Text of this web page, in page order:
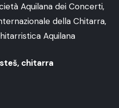
Aquilana dei Concerti,
della Chitarra,
Aquilana
, chitarra